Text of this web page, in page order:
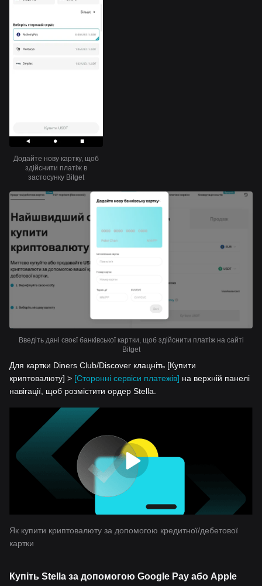
Додайте нову картку, щоб
здійснити платіж в
застосунку Bitget
Введіть дані своєї банківської картки, щоб здійснити платіж на сайті
Bitget
Для картки Diners Club/Discover клацніть [Купити
криптовалюту] > [Сторонні сервіси платежів] на верхній панелі
навігації, щоб розмістити ордер Stella.
Як купити криптовалюту за допомогою кредитної/дебетової
картки
Купіть Stella за допомогою Google Pay або Apple